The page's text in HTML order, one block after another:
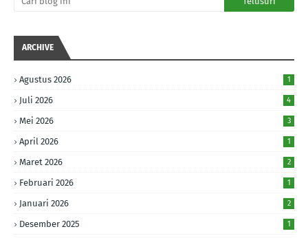
ARCHIVE
Agustus 2026 1
Juli 2026 4
Mei 2026 3
April 2026 1
Maret 2026 2
Februari 2026 1
Januari 2026 2
Desember 2025 1